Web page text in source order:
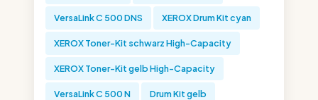
VersaLink C 500 DNS XEROX Drum Kit cyan
XEROX Toner-Kit schwarz High-Capacity
XEROX Toner-Kit gelb High-Capacity
VersaLink C 500 N Drum Kit gelb